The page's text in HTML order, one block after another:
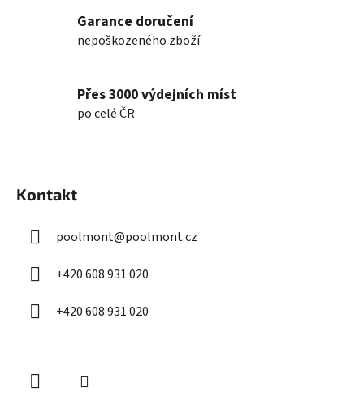
Garance doručení
nepoškozeného zboží
Přes 3000 výdejních míst
po celé ČR
Kontakt
poolmont@poolmont.cz
+420 608 931 020
+420 608 931 020